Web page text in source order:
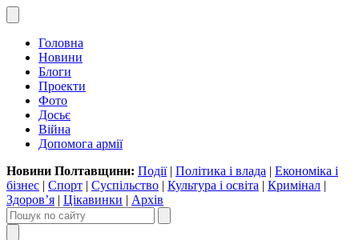
Головна
Новини
Блоги
Проекти
Фото
Досьє
Війна
Допомога армії
Новини Полтавщини: Події| Політика і влада | Економіка і
бізнес | Спорт | Суспільство | Культура і освіта | Кримінал |
Здоров’я | Цікавинки | Архів